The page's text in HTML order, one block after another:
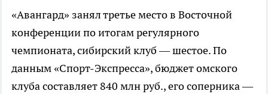
«Авангард» занял третье место в Восточной
конференции по итогам регулярного
чемпионата, сибирский клуб — шестое. По
данным «Спорт-Экспресса», бюджет омского
клуба составляет 840 млн руб., его соперника —